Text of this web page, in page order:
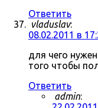
Ответить
vladuslav:
08.02.2011 в
для чего
того чтобы
Ответить
admin: